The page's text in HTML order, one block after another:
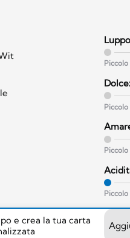
Piccolo
Piccolo
Piccolo
Piccolo
e crea la tua carta